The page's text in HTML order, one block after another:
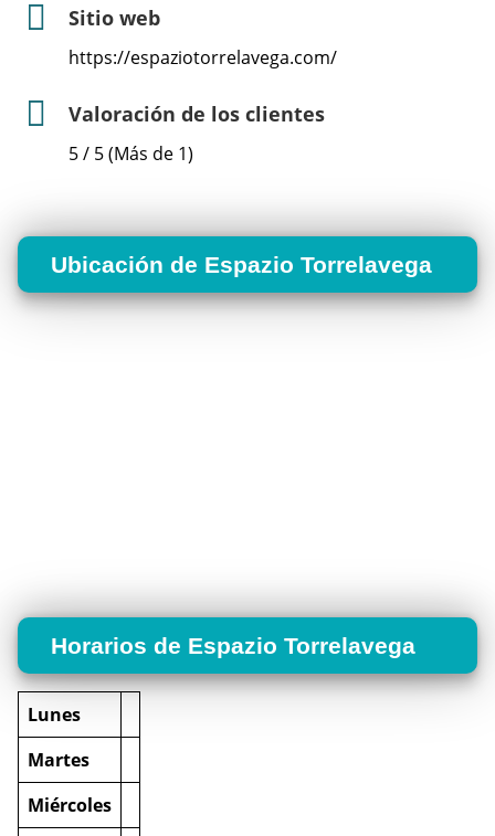
Sitio web
https://espaziotorrelavega.com/
Valoración de los clientes
5 / 5 (Más de 1)
Ubicación de Espazio Torrelavega
Horarios de Espazio Torrelavega
Lunes
Martes
Miércoles